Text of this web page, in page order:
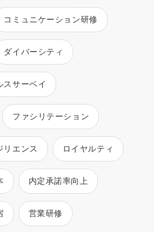
コミュニケーション研修
ダイバーシティ
スサーベイ
ファシリテーション
リエンス ロイヤルティ
内定承諾率向上
営業研修